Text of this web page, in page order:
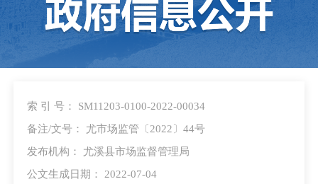
索 引 号： SM11203-0100-2022-00034
备注/文号： 尤市场监管〔2022〕44号
发布机构： 尤溪县市场监督管理局
公文生成日期： 2022-07-04